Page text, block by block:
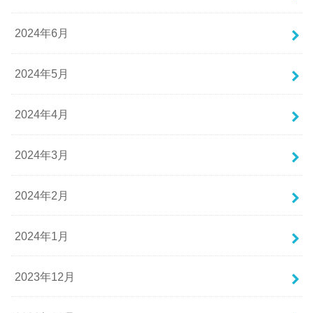
2024年6月
2024年5月
2024年4月
2024年3月
2024年2月
2024年1月
2023年12月